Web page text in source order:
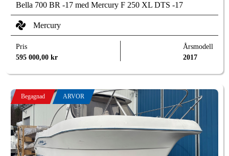
Bella 700 BR -17 med Mercury F 250 XL DTS -17
Mercury
Pris
595 000,00kr
Årsmodell
2017
Begagnad ARVOR